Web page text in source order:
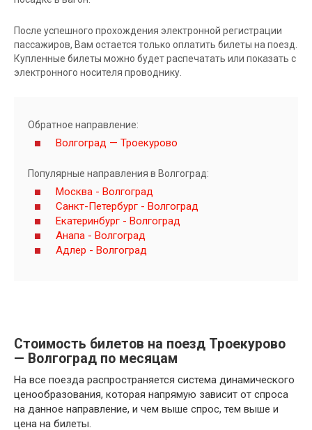
После успешного прохождения электронной регистрации
пассажиров, Вам остается только оплатить билеты на поезд.
Купленные билеты можно будет распечатать или показать с
электронного носителя проводнику.
Обратное направление:
Волгоград — Троекурово
Популярные направления в Волгоград:
Москва - Волгоград
Санкт-Петербург - Волгоград
Екатеринбург - Волгоград
Анапа - Волгоград
Адлер - Волгоград
Стоимость билетов на поезд Троекурово
— Волгоград по месяцам
На все поезда распространяется система динамического
ценообразования, которая напрямую зависит от спроса
на данное направление, и чем выше спрос, тем выше и
цена на билеты.